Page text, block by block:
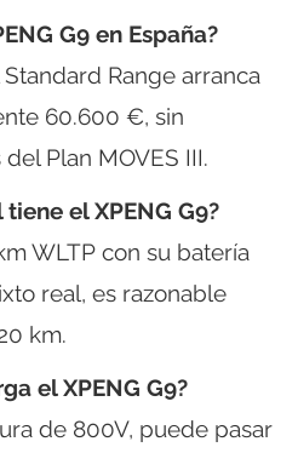
G9 en España?
Range arranca
60.600 €, sin
Plan MOVES III.
el XPENG G9?
WLTP con su batería
real, es razonable
km.
el XPENG G9?
de 800V, puede pasar